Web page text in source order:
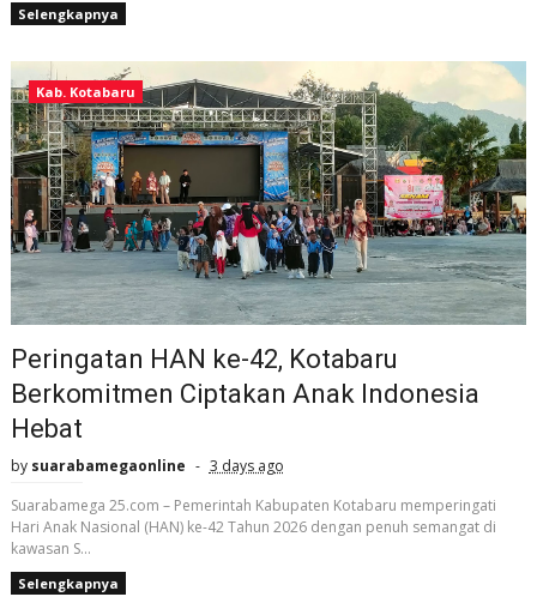
Selengkapnya
Kab. Kotabaru
Peringatan HAN ke-42, Kotabaru
Berkomitmen Ciptakan Anak Indonesia
Hebat
by suarabamegaonline
3 days ago
Suarabamega 25.com – Pemerintah Kabupaten Kotabaru memperingati
Hari Anak Nasional (HAN) ke-42 Tahun 2026 dengan penuh semangat di
kawasan S...
Selengkapnya